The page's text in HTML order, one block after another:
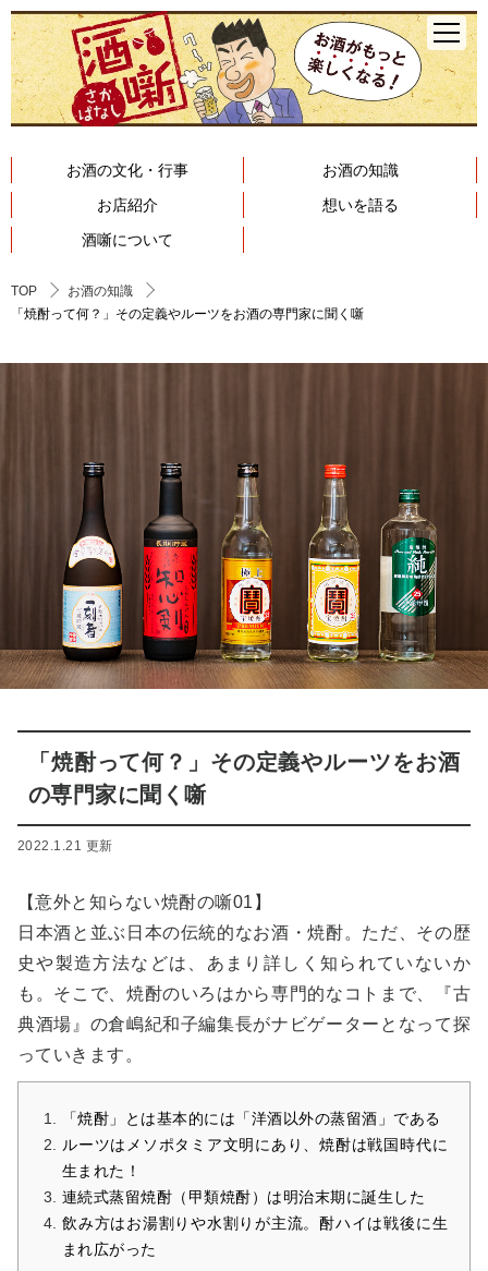
お酒の文化・行事
お酒の知識
お店紹介
想いを語る
酒噺について
TOP
お酒の知識
「焼酎って何？」その定義やルーツをお酒の専門家に聞く噺
「焼酎って何？」その定義やルーツをお酒
の専門家に聞く噺
2022.1.21 更新
【意外と知らない焼酎の噺01】
日本酒と並ぶ日本の伝統的なお酒・焼酎。ただ、その歴
史や製造方法などは、あまり詳しく知られていないか
も。そこで、焼酎のいろはから専門的なコトまで、『古
典酒場』の倉嶋紀和子編集長がナビゲーターとなって探
っていきます。
「焼酎」とは基本的には「洋酒以外の蒸留酒」である
ルーツはメソポタミア文明にあり、焼酎は戦国時代に
生まれた！
連続式蒸留焼酎（甲類焼酎）は明治末期に誕生した
飲み方はお湯割りや水割りが主流。酎ハイは戦後に生
まれ広がった